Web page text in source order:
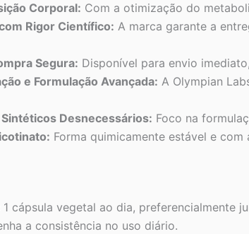
Corporal: Com a otimização do
Rigor Científico: A marca garante a
Segura: Disponível para envio
e Formulação Avançada: A Olympian
Desnecessários: Foco na
Forma quimicamente estável e
cápsula vegetal ao dia,
a consistência no uso diário.